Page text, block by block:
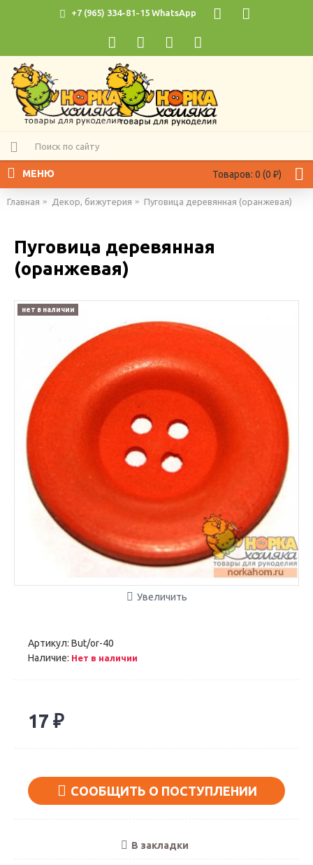
+7 (965) 334-81-15 WhatsApp
Товаров: 0 (0 ₽)
МЕНЮ
Главная Декор, бижутерия Пуговица деревянная (оранжевая)
Пуговица деревянная
(оранжевая)
нет в наличии
Увеличить
Артикул: But/or-40
Наличие: Нет в наличии
17 ₽
СООБЩИТЬ О ПОСТУПЛЕНИИ
В закладки